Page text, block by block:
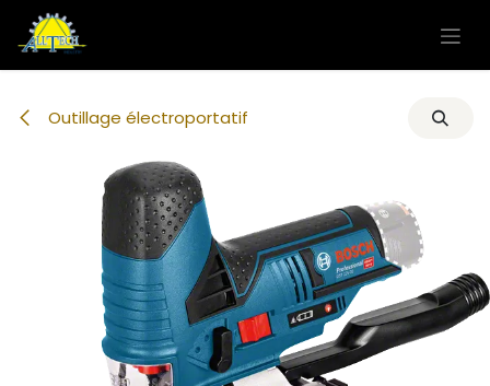
Se rendre au contenu
Outillage électroportatif